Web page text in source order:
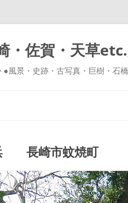
・佐賀・天草
風景・史跡・古写真・巨樹・石
長崎市蚊焼町